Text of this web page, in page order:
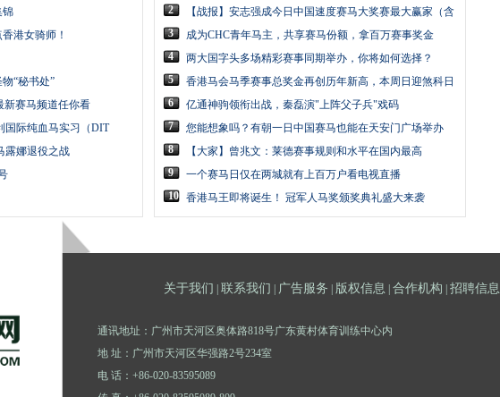
锦
港女骑师！
“秘书处”
新赛马频道任你看
国际纯血马实习（DIT
露娜退役之战
2
【战报】安志强成今日中国速度赛马大奖赛最大赢家（含
3
成为CHC青年马主，共享赛马份额，拿百万赛事奖金
4
两大国字头多场精彩赛事同期举办，你将如何选择？
5
香港马会马季赛事总奖金再创历年新高，本周日迎煞科日
6
亿通神驹领衔出战，秦磊演"上阵父子兵"戏码
7
您能想象吗？有朝一日中国赛马也能在天安门广场举办
8
【大家】曾兆文：莱德赛事规则和水平在国内最高
9
一个赛马日仅在两城就有上百万户看电视直播
10 香港马王即将诞生！ 冠军人马奖颁奖典礼盛大来袭
关于我们 联系我们 广告服务 版权信息 合作机构 招聘信息
通讯地址：广州市天河区奥体路818号广东黄村体育训练中心内
地 址：广州市天河区华强路2号234室
电 话：+86-020-83595089